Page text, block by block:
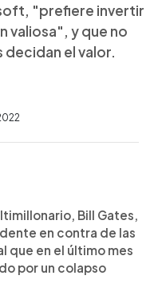
"prefiere invertir
valiosa", y que no
decidan el valor.
Bill Gates,
en contra de las
que en el último mes
por un colapso